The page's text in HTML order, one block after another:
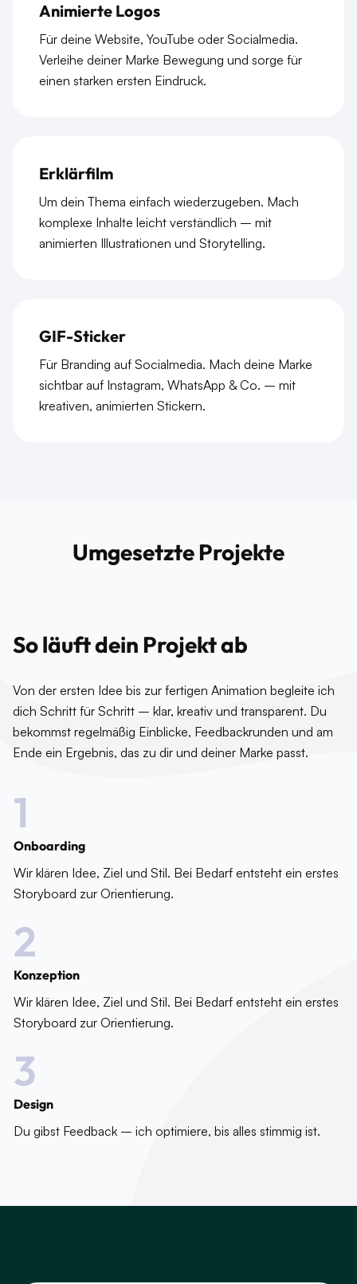
Animierte Logos
Für deine Website, YouTube oder Socialmedia.
Verleihe deiner Marke Bewegung und sorge für
einen starken ersten Eindruck.
Erklärfilm
Um dein Thema einfach wiederzugeben. Mach
komplexe Inhalte leicht verständlich – mit
animierten Illustrationen und Storytelling.
GIF-Sticker
Für Branding auf Socialmedia. Mach deine Marke
sichtbar auf Instagram, WhatsApp & Co. – mit
kreativen, animierten Stickern.
Umgesetzte Projekte
So läuft dein Projekt ab
Von der ersten Idee bis zur fertigen Animation begleite ich
dich Schritt für Schritt – klar, kreativ und transparent. Du
bekommst regelmäßig Einblicke, Feedbackrunden und am
Ende ein Ergebnis, das zu dir und deiner Marke passt.
1
Onboarding
Wir klären Idee, Ziel und Stil. Bei Bedarf entsteht ein erstes
Storyboard zur Orientierung.
2
Konzeption
Wir klären Idee, Ziel und Stil. Bei Bedarf entsteht ein erstes
Storyboard zur Orientierung.
3
Design
Du gibst Feedback – ich optimiere, bis alles stimmig ist.